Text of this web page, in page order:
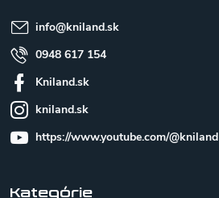
info@kniland.sk
0948 617 154
Kniland.sk
kniland.sk
https://www.youtube.com/@kniland
Kategórie